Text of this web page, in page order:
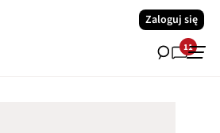
Zaloguj się
11